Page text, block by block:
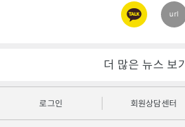
카카오
링크
url
더 많은 뉴스 보기
로그인 회원상담센터